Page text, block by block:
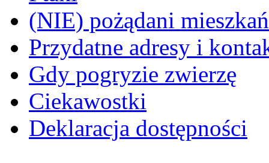
(NIE) pożądani
Przydatne adresy i
Gdy pogryzie zwierzę
Ciekawostki
Deklaracja dostępności